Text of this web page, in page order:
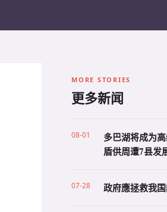
MORE STORIES
更多新闻
08-01
多巴湖将成为
盾供周遭7县发
07-28 政府應拯救我